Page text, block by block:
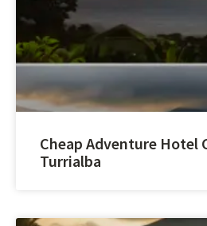
Cheap Adventure Hotel
Turrialba